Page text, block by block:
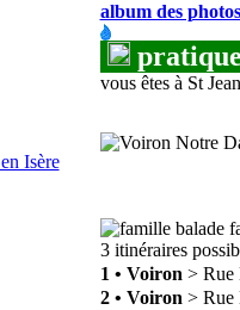
album des
vous êtes à St Jean
balade
3 itinéraires
1 • Voiron > Rue
2 • Voiron > Rue